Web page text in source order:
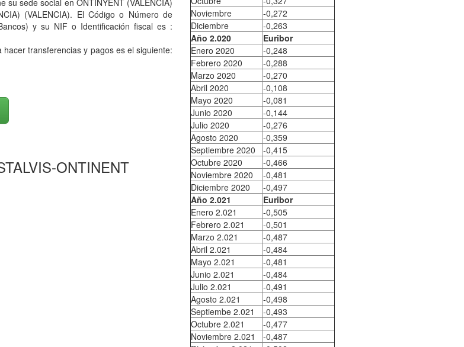
su sede social en ONTINYENT (VALENCIA)
(VALENCIA). El Código o Número de
y su NIF o Identificación fiscal es :
hacer transferencias y pagos es el siguiente:
ONTINENT
Noviembre
-0,272
Diciembre
-0,263
Año 2.020
Euribor
Enero 2020
-0,248
Febrero 2020
-0,288
Marzo 2020
-0,270
Abril 2020
-0,108
Mayo 2020
-0,081
Junio 2020
-0,144
Julio 2020
-0,276
Agosto 2020
-0,359
Septiembre 2020
-0,415
Octubre 2020
-0,466
Noviembre 2020
-0,481
Diciembre 2020
-0,497
Año 2.021
Euribor
Enero 2.021
-0,505
Febrero 2.021
-0,501
Marzo 2.021
-0,487
Abril 2.021
-0,484
Mayo 2.021
-0,481
Junio 2.021
-0,484
Julio 2.021
-0,491
Agosto 2.021
-0,498
Septiembe 2.021
-0,493
Octubre 2.021
-0,477
Noviembre 2.021
-0,487